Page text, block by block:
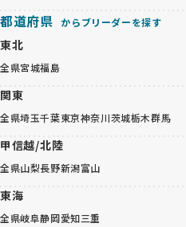
都道府県 からブリーダーを探す
東北
全県宮城福島
関東
全県埼玉千葉東京神奈川茨城栃木群馬
甲信越/北陸
全県山梨長野新潟富山
東海
全県岐阜静岡愛知三重